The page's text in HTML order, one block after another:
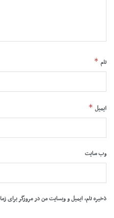
نام *
ایمیل *
وب‌ سایت
ذخیره نام، ایمیل و وبسایت من در مرورگر برای